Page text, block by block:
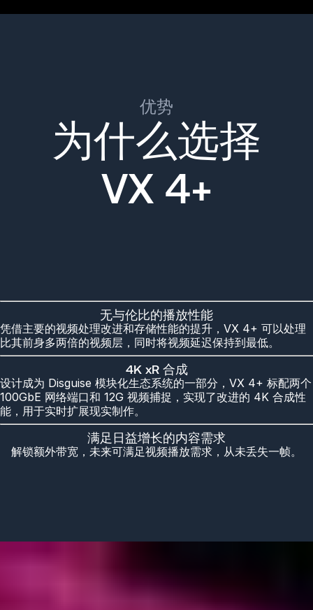
优势
为什么选择
VX 4+
无与伦比的播放性能
凭借主要的视频处理改进和存储性能的提升，VX 4+ 可以处理
比其前身多两倍的视频层，同时将视频延迟保持到最低。
4K xR 合成
设计成为 Disguise 模块化生态系统的一部分，VX 4+ 标配两个
100GbE 网络端口和 12G 视频捕捉，实现了改进的 4K 合成性
能，用于实时扩展现实制作。
满足日益增长的内容需求
解锁额外带宽，未来可满足视频播放需求，从未丢失一帧。